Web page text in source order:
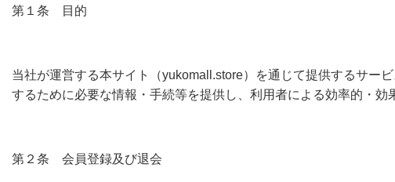
第１条 目的
当社が運営する本サイト（yukomall.store）を通じて提供するサー
するために必要な情報・手続等を提供し、利用者による効率的・効
第２条 会員登録及び退会